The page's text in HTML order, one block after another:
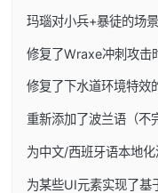
玛瑙对小兵+暴徒的场
修复了Wraxe冲刺攻击
修复了下水道环境特效
重新添加了波兰语（不
为中文/西班牙语本地
为某些UI元素实现了基